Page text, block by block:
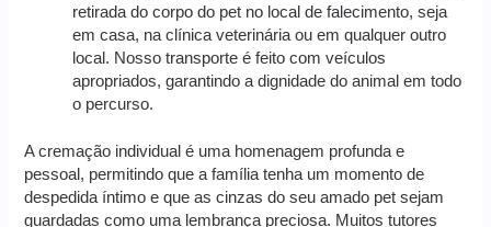
retirada do corpo do pet no local de falecimento, seja
em casa, na clínica veterinária ou em qualquer outro
local. Nosso transporte é feito com veículos
apropriados, garantindo a dignidade do animal em todo
o percurso.
A cremação individual é uma homenagem profunda e
pessoal, permitindo que a família tenha um momento de
despedida íntimo e que as cinzas do seu amado pet sejam
guardadas como uma lembrança preciosa. Muitos tutores